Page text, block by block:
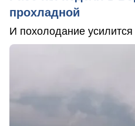
прохладной
И похолодание усилится